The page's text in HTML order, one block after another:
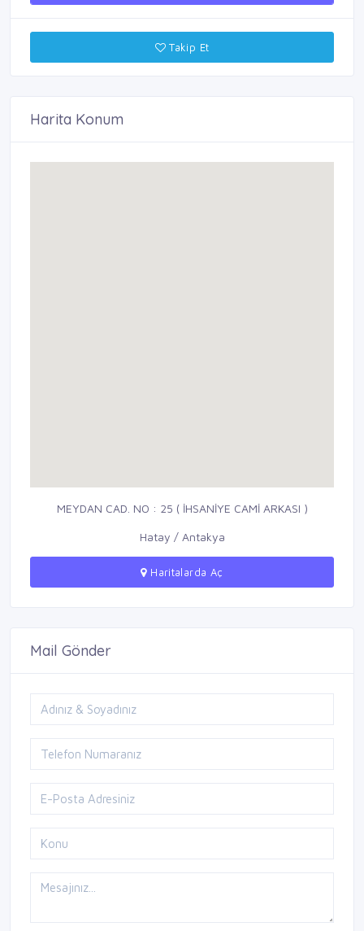
Takip Et
Harita Konum
MEYDAN CAD. NO : 25 ( İHSANİYE CAMİ ARKASI )
Hatay / Antakya
Haritalarda Aç
Mail Gönder